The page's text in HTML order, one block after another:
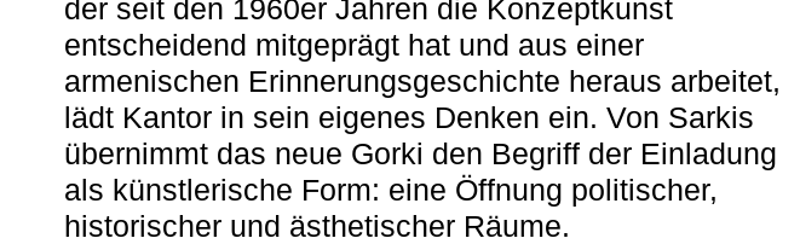
der seit den 1960er Jahren die Konzeptkunst
entscheidend mitgeprägt hat und aus einer
armenischen ­Erinnerungsgeschichte heraus arbeitet,
lädt Kantor in sein eigenes Denken ein. Von Sarkis
übernimmt das neue Gorki den Begriff der Einladung
als künstlerische Form: eine Öffnung politischer,
historischer und ästhetischer Räume.